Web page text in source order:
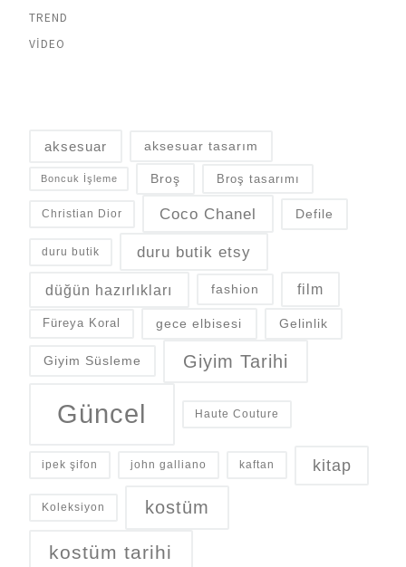
TREND
VIDEO
aksesuar aksesuar tasarım
Boncuk İşleme Broş Broş tasarımı
Christian Dior Coco Chanel Defile
duru butik duru butik etsy
düğün hazırlıkları fashion film
Füreya Koral gece elbisesi Gelinlik
Giyim Süsleme Giyim Tarihi
Güncel Haute Couture
ipek şifon john galliano kaftan kitap
Koleksiyon kostüm
kostüm tarihi